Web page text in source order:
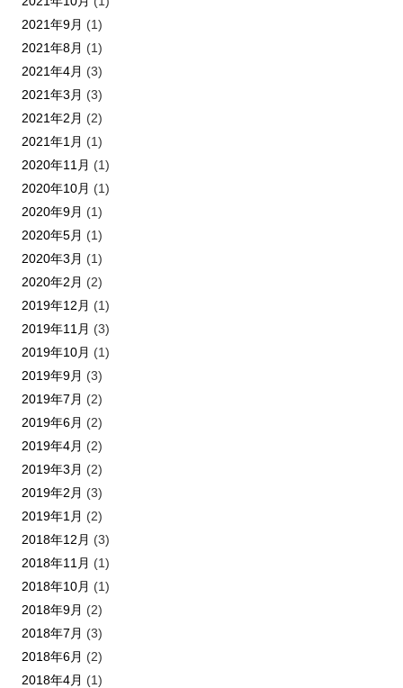
2021年9月 (1)
2021年8月 (1)
2021年4月 (3)
2021年3月 (3)
2021年2月 (2)
2021年1月 (1)
2020年11月 (1)
2020年10月 (1)
2020年9月 (1)
2020年5月 (1)
2020年3月 (1)
2020年2月 (2)
2019年12月 (1)
2019年11月 (3)
2019年10月 (1)
2019年9月 (3)
2019年7月 (2)
2019年6月 (2)
2019年4月 (2)
2019年3月 (2)
2019年2月 (3)
2019年1月 (2)
2018年12月 (3)
2018年11月 (1)
2018年10月 (1)
2018年9月 (2)
2018年7月 (3)
2018年6月 (2)
2018年4月 (1)